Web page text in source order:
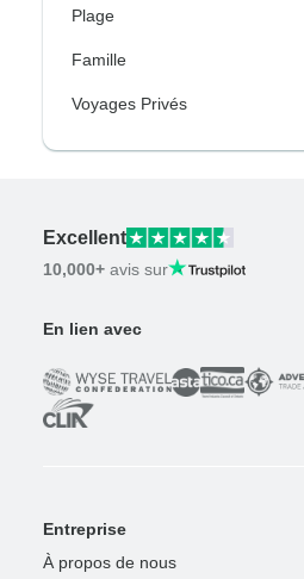
Plage
Famille
Voyages Privés
Excellent
10,000+ avis sur
En lien avec
Entreprise
À propos de nous